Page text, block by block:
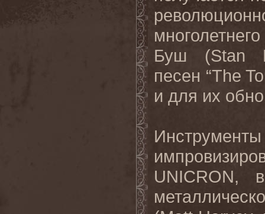
Буш (Stan
песен “The
и для их
UNICRON, в